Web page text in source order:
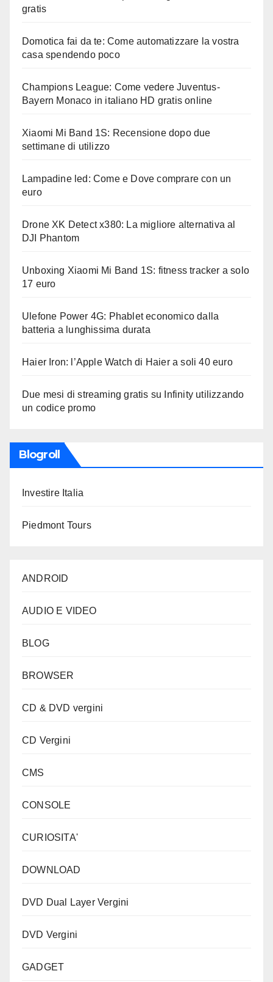
gratis
Domotica fai da te: Come automatizzare la vostra
casa spendendo poco
Champions League: Come vedere Juventus-
Bayern Monaco in italiano HD gratis online
Xiaomi Mi Band 1S: Recensione dopo due
settimane di utilizzo
Lampadine led: Come e Dove comprare con un
euro
Drone XK Detect x380: La migliore alternativa al
DJI Phantom
Unboxing Xiaomi Mi Band 1S: fitness tracker a solo
17 euro
Ulefone Power 4G: Phablet economico dalla
batteria a lunghissima durata
Haier Iron: l’Apple Watch di Haier a soli 40 euro
Due mesi di streaming gratis su Infinity utilizzando
un codice promo
Blogroll
Investire Italia
Piedmont Tours
ANDROID
AUDIO E VIDEO
BLOG
BROWSER
CD & DVD vergini
CD Vergini
CMS
CONSOLE
CURIOSITA'
DOWNLOAD
DVD Dual Layer Vergini
DVD Vergini
GADGET